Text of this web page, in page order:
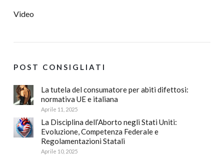
Video
POST CONSIGLIATI
La tutela del consumatore per abiti difettosi:
normativa UE e italiana
Aprile 11, 2025
La Disciplina dell’Aborto negli Stati Uniti:
Evoluzione, Competenza Federale e
Regolamentazioni Statali
Aprile 10, 2025